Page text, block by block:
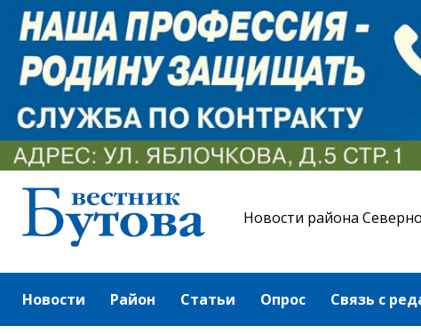
Новости района
Новости Район Статьи Опрос Связь с